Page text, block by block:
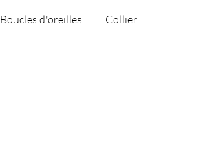
Boucles d'oreilles Collier